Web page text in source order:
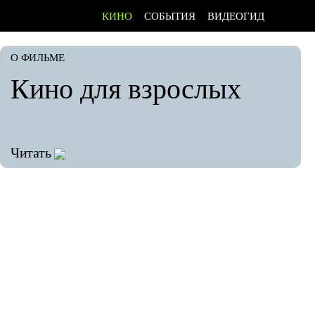
КИНО СОБЫТИЯ ВИДЕОГИД
О ФИЛЬМЕ
Кино для взрослых
Читать